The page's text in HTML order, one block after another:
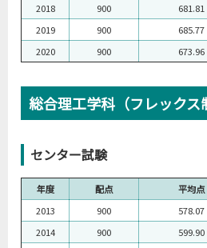
2018
900 681.81
2019
900 685.77
2020
900 673.96
総合理工学科（フレックス
センター試験
年度 配点 平均点
2013
900 578.07
2014
900 599.90